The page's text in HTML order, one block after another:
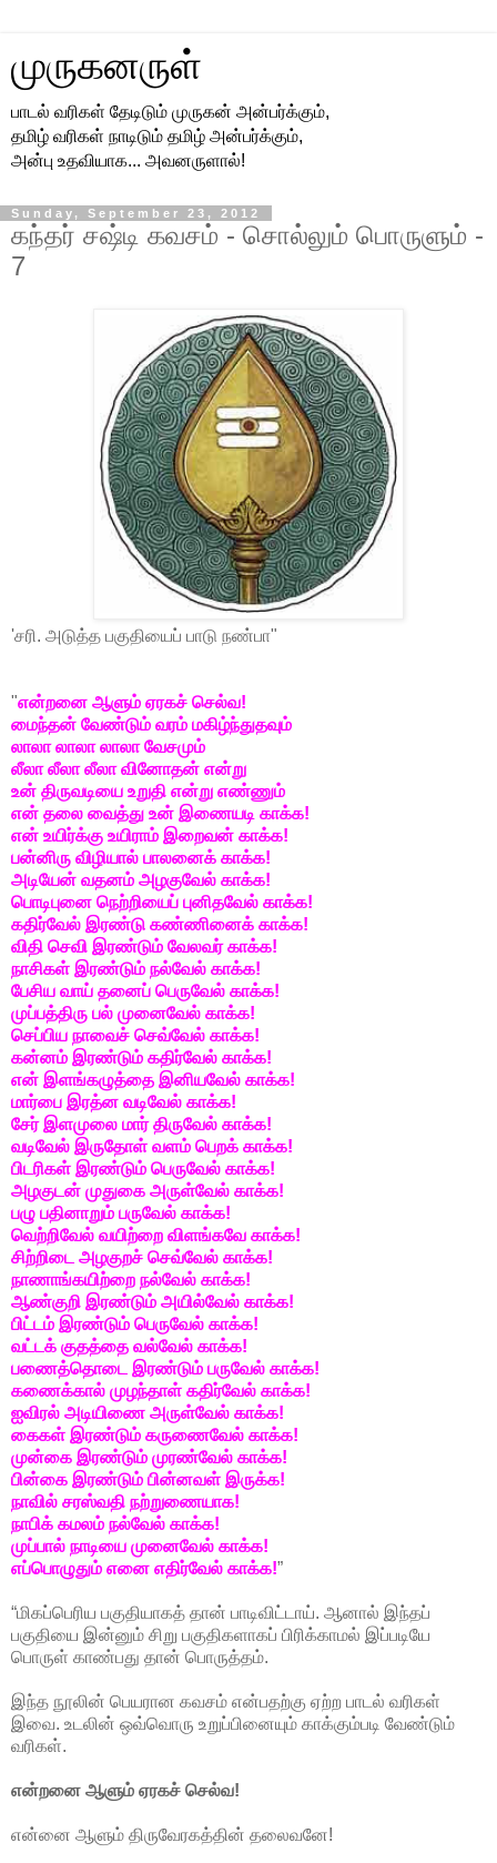
முருகனருள்
பாடல் வரிகள் தேடிடும் முருகன் அன்பர்க்கும்,
தமிழ் வரிகள் நாடிடும் தமிழ் அன்பர்க்கும்,
அன்பு உதவியாக... அவனருளால்!
Sunday, September 23, 2012
கந்தர் சஷ்டி கவசம் - சொல்லும் பொருளும் -
7
'சரி. அடுத்த பகுதியைப் பாடு நண்பா"
"என்றனை ஆளும் ஏரகச் செல்வ!
மைந்தன் வேண்டும் வரம் மகிழ்ந்துதவும்
லாலா லாலா லாலா வேசமும்
லீலா லீலா லீலா வினோதன் என்று
உன் திருவடியை உறுதி என்று எண்ணும்
என் தலை வைத்து உன் இணையடி காக்க!
என் உயிர்க்கு உயிராம் இறைவன் காக்க!
பன்னிரு விழியால் பாலனைக் காக்க!
அடியேன் வதனம் அழகுவேல் காக்க!
பொடிபுனை நெற்றியைப் புனிதவேல் காக்க!
கதிர்வேல் இரண்டு கண்ணினைக் காக்க!
விதி செவி இரண்டும் வேலவர் காக்க!
நாசிகள் இரண்டும் நல்வேல் காக்க!
பேசிய வாய் தனைப் பெருவேல் காக்க!
முப்பத்திரு பல் முனைவேல் காக்க!
செப்பிய நாவைச் செவ்வேல் காக்க!
கன்னம் இரண்டும் கதிர்வேல் காக்க!
என் இளங்கழுத்தை இனியவேல் காக்க!
மார்பை இரத்ன வடிவேல் காக்க!
சேர் இளமுலை மார் திருவேல் காக்க!
வடிவேல் இருதோள் வளம் பெறக் காக்க!
பிடரிகள் இரண்டும் பெருவேல் காக்க!
அழகுடன் முதுகை அருள்வேல் காக்க!
பழு பதினாறும் பருவேல் காக்க!
வெற்றிவேல் வயிற்றை விளங்கவே காக்க!
சிற்றிடை அழகுறச் செவ்வேல் காக்க!
நாணாங்கயிற்றை நல்வேல் காக்க!
ஆண்குறி இரண்டும் அயில்வேல் காக்க!
பிட்டம் இரண்டும் பெருவேல் காக்க!
வட்டக் குதத்தை வல்வேல் காக்க!
பணைத்தொடை இரண்டும் பருவேல் காக்க!
கணைக்கால் முழந்தாள் கதிர்வேல் காக்க!
ஐவிரல் அடியிணை அருள்வேல் காக்க!
கைகள் இரண்டும் கருணைவேல் காக்க!
முன்கை இரண்டும் முரண்வேல் காக்க!
பின்கை இரண்டும் பின்னவள் இருக்க!
நாவில் சரஸ்வதி நற்றுணையாக!
நாபிக் கமலம் நல்வேல் காக்க!
முப்பால் நாடியை முனைவேல் காக்க!
எப்பொழுதும் எனை எதிர்வேல் காக்க!”
“மிகப்பெரிய பகுதியாகத் தான் பாடிவிட்டாய். ஆனால் இந்தப்
பகுதியை இன்னும் சிறு பகுதிகளாகப் பிரிக்காமல் இப்படியே
பொருள் காண்பது தான் பொருத்தம்.
இந்த நூலின் பெயரான கவசம் என்பதற்கு ஏற்ற பாடல் வரிகள்
இவை. உடலின் ஒவ்வொரு உறுப்பினையும் காக்கும்படி வேண்டும்
வரிகள்.
என்றனை ஆளும் ஏரகச் செல்வ!
என்னை ஆளும் திருவேரகத்தின் தலைவனே!